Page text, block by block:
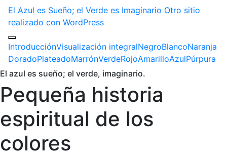
El Azul es Sueño; el Verde es Imaginario Otro sitio
realizado con WordPress
IntroducciónVisualización integralNegroBlancoNaranja
DoradoPlateadoMarrónVerdeRojoAmarilloAzulPúrpura
El azul es sueño; el verde, imaginario.
Pequeña historia
espiritual de los
colores